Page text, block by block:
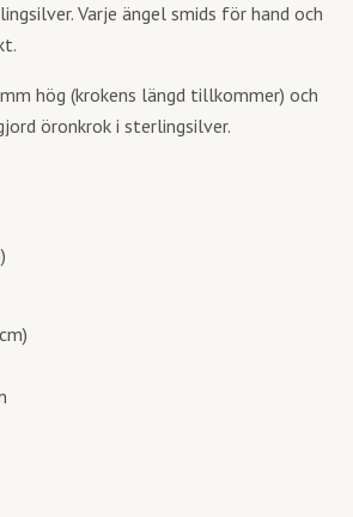
Varje ängel smids för hand och
hög (krokens längd tillkommer) och
öronkrok i sterlingsilver.